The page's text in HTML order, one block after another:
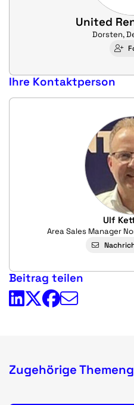
United
Dorsten,
Ihre Kontaktperson
Ulf
Area Sales Manager
Beitrag teilen
Zugehörige